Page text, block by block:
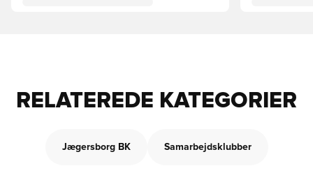
RELATEREDE KATEGORIER
Jægersborg BK Samarbejdsklubber